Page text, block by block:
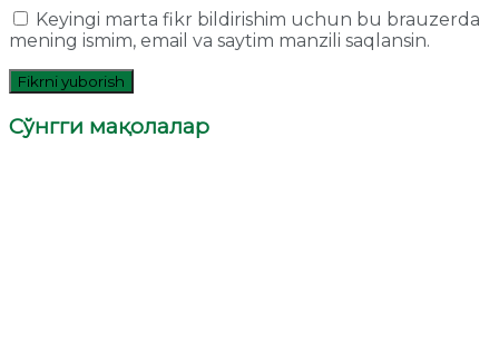
Keyingi marta fikr bildirishim uchun bu brauzerda
mening ismim, email va saytim manzili saqlansin.
Сўнгги мақолалар